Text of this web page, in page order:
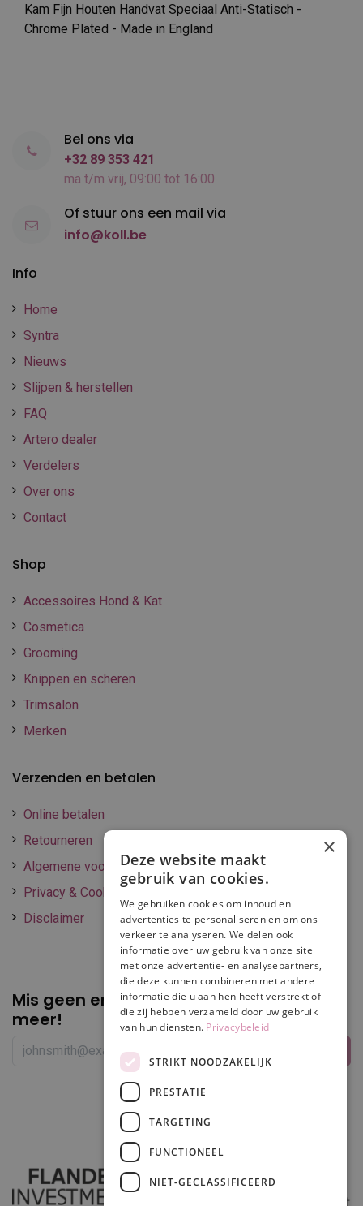
Kam Fijn Houten Handvat Speciaal Anti-Statisch -
Chrome Plated - Made in England
Info
Home
Syntra
Nieuws
Slijpen & herstellen
FAQ
Artero dealer
Verdelers
Over ons
Contact
Shop
Accessoires Hond & Kat
Cosmetica
Grooming
Knippen en scheren
Trimsalon
Merken
Verzenden en betalen
Online betalen
Retourneren
Algemene voorwaarden
Privacy & Cookie policy
Disclaimer
Mis geen enkelepromotie of korting
meer!
Bel ons via
+32 89 353 421
ma t/m vrij, 09:00 tot 16:00
Of stuur ons een mail via
info@koll.be
×
Deze website maakt
gebruik van cookies.
We gebruiken cookies om inhoud en
advertenties te personaliseren en om ons
verkeer te analyseren. We delen ook
informatie over uw gebruik van onze site
met onze advertentie- en analysepartners,
die deze kunnen combineren met andere
informatie die u aan hen heeft verstrekt of
die zij hebben verzameld door uw gebruik
van hun diensten. Privacybeleid
STRIKT NOODZAKELIJK
PRESTATIE
TARGETING
FUNCTIONEEL
NIET-GECLASSIFICEERD